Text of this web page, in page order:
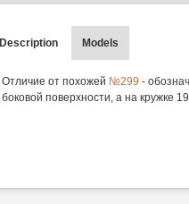
Description Models
Отличие от похожей №299 -
боковой поверхности, а на кружке